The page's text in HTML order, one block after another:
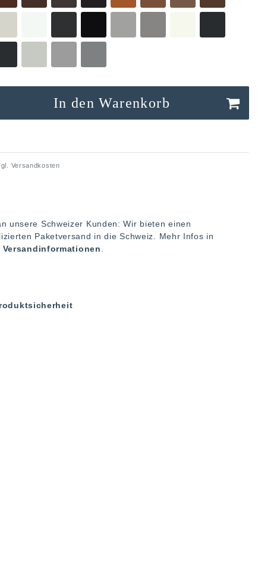
In den Warenkorb
Versandkosten
unsere Schweizer Kunden: Wir bieten einen
Paketversand in die Schweiz. Mehr Infos in
Versandinformationen